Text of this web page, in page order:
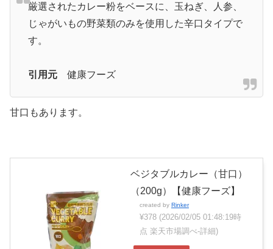
厳選されたカレー粉をベースに、玉ねぎ、人参、
じゃがいもの野菜類のみを使用した辛口タイプで
す。
引用元健康フーズ
甘口もあります。
ベジタブルカレー（甘口）
（200g）【健康フーズ】
created by Rinker
¥378 (2026/02/05 01:48:19時
点 楽天市場調べ-詳細)